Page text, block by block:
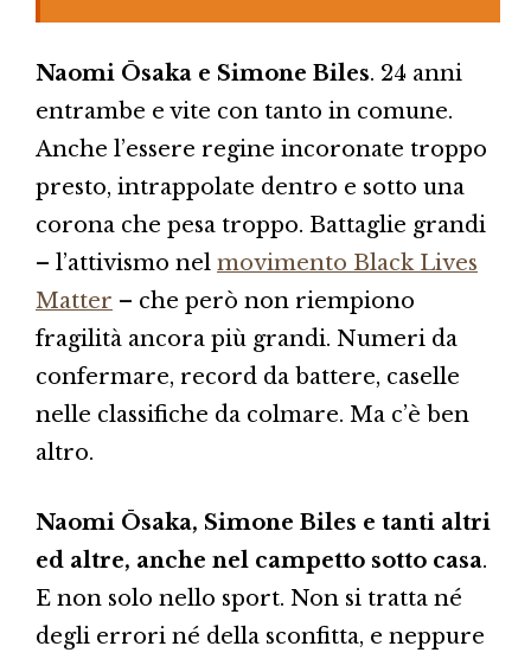
Naomi Ōsaka e Simone Biles. 24 anni
entrambe e vite con tanto in comune.
Anche l’essere regine incoronate troppo
presto, intrappolate dentro e sotto una
corona che pesa troppo. Battaglie grandi
– l’attivismo nel movimento Black Lives
Matter – che però non riempiono
fragilità ancora più grandi. Numeri da
confermare, record da battere, caselle
nelle classifiche da colmare. Ma c’è ben
altro.
Naomi Ōsaka, Simone Biles e tanti altri
ed altre, anche nel campetto sotto casa.
E non solo nello sport. Non si tratta né
degli errori né della sconfitta, e neppure